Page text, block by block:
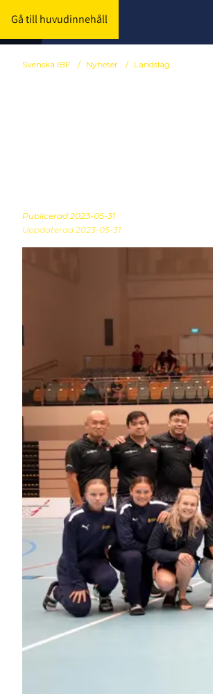
Gå till huvudinnehåll
Svenska IBF / Nyheter / Landslag
Publicerad 2023-05-31
Uppdaterad 2023-05-31